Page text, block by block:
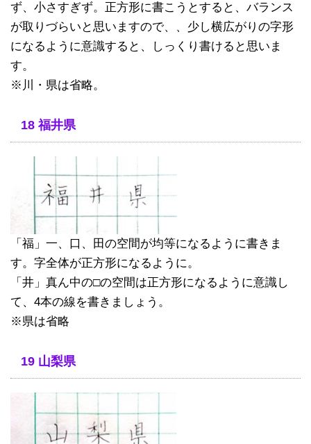
ず、小さすぎず。正方形に書こうとすると、バランス
が取りづらいと思いますので、、少し横広がりの字形
になるように意識すると、しっくり書けると思いま
す。
※川・県は省略。
18 福井県
「福」一、口、田の空間が均等になるように書きま
す。字全体が正方形になるように。
「井」真ん中の□の空間は正方形になるように意識し
て、4本の線を書きましょう。
※県は省略
19 山梨県